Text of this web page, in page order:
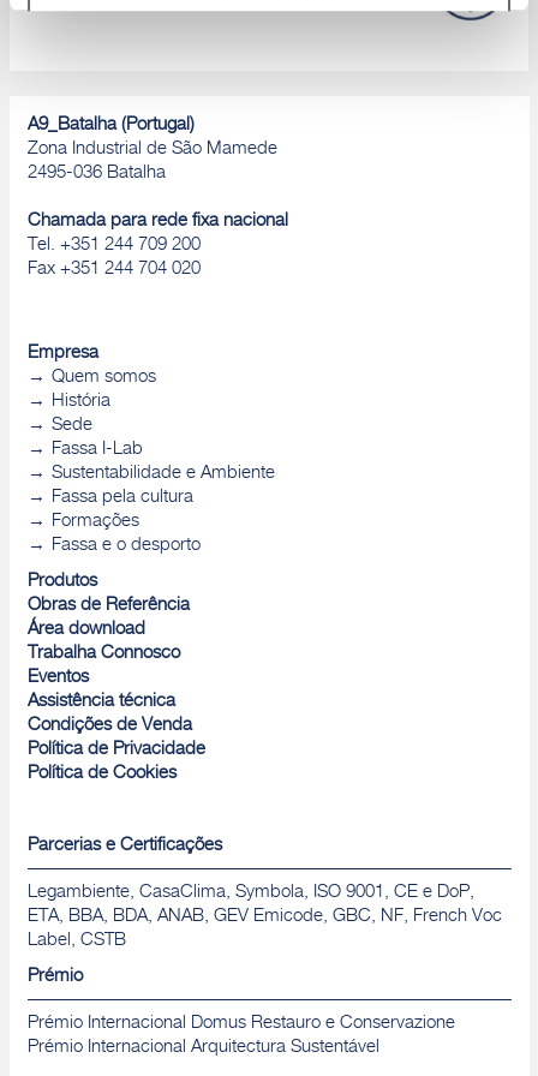
A9_Batalha (Portugal)
Zona Industrial de São Mamede
2495-036 Batalha
Chamada para rede fixa nacional
Tel. +351 244 709 200
Fax +351 244 704 020
Empresa
Quem somos
História
Sede
Fassa I-Lab
Sustentabilidade e Ambiente
Fassa pela cultura
Formações
Fassa e o desporto
Produtos
Obras de Referência
Área download
Trabalha Connosco
Eventos
Assistência técnica
Condições de Venda
Política de Privacidade
Política de Cookies
Parcerias e Certificações
Legambiente, CasaClima, Symbola, ISO 9001, CE e DoP,
ETA, BBA, BDA, ANAB, GEV Emicode, GBC, NF, French Voc
Label, CSTB
Prémio
Prémio Internacional Domus Restauro e Conservazione
Prémio Internacional Arquitectura Sustentável